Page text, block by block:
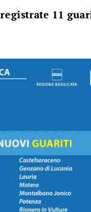
registrate 11